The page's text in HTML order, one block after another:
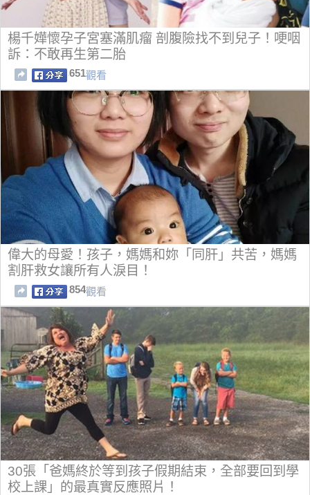
楊千嬅懷孕子宮塞滿肌瘤 剖腹險找不到兒子！哽咽
訴：不敢再生第二胎
651觀看
偉大的母愛！孩子，媽媽和妳「同肝」共苦，媽媽
割肝救女讓所有人淚目！
854觀看
30張「爸媽終於等到孩子假期結束，全部要回到學
校上課」的最真實反應照片！